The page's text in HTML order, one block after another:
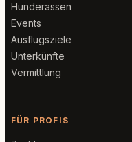
Hunderassen
Events
Ausflugsziele
Unterkünfte
Vermittlung
FÜR PROFIS